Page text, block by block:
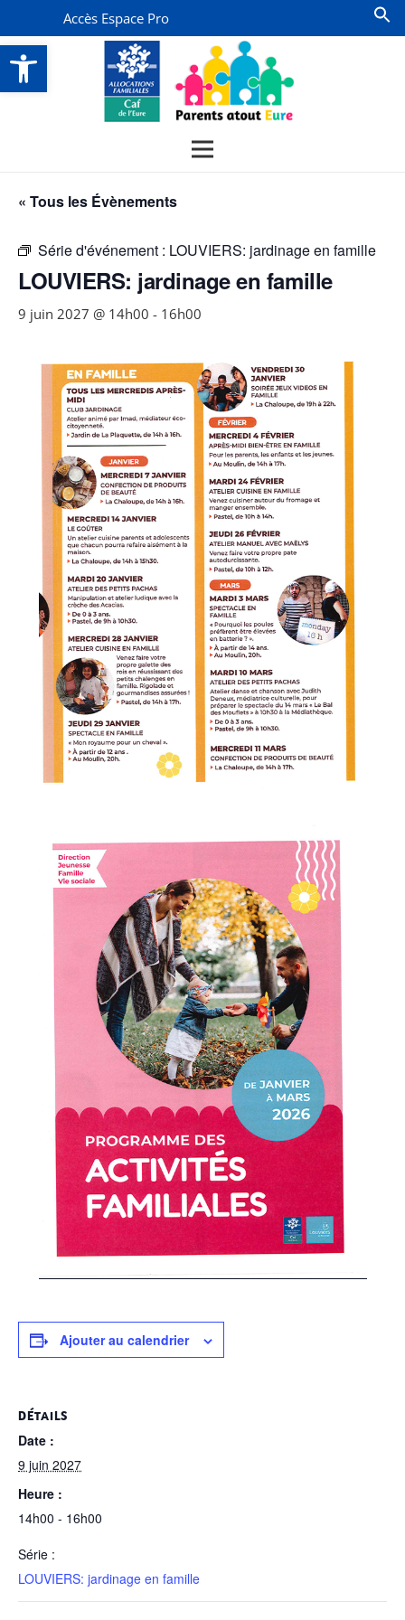
Ouvrir la barre d’outils
Accès Espace Pro
« Tous les Évènements
Série d'événement : LOUVIERS: jardinage en famille
LOUVIERS: jardinage en famille
9 juin 2027 @ 14h00 - 16h00
Ajouter au calendrier
DÉTAILS
Date :
9 juin 2027
Heure :
14h00 - 16h00
Série :
LOUVIERS: jardinage en famille